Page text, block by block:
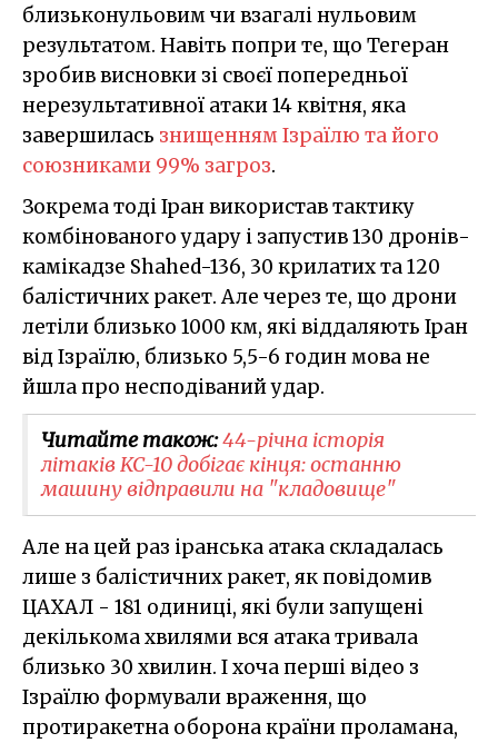
близьконульовим чи взагалі нульовим
результатом. Навіть попри те, що Тегеран
зробив висновки зі своєї попередньої
нерезультативної атаки 14 квітня, яка
завершилась знищенням Ізраїлю та його
союзниками 99% загроз.
Зокрема тоді Іран використав тактику
комбінованого удару і запустив 130 дронів-
камікадзе Shahed-136, 30 крилатих та 120
балістичних ракет. Але через те, що дрони
летіли близько 1000 км, які віддаляють Іран
від Ізраїлю, близько 5,5-6 годин мова не
йшла про несподіваний удар.
Читайте також:44-річна історія
літаків KC-10 добігає кінця: останню
машину відправили на "кладовище"
Але на цей раз іранська атака складалась
лише з балістичних ракет, як повідомив
ЦАХАЛ - 181 одиниці, які були запущені
декількома хвилями вся атака тривала
близько 30 хвилин. І хоча перші відео з
Ізраїлю формували враження, що
протиракетна оборона країни проламана,